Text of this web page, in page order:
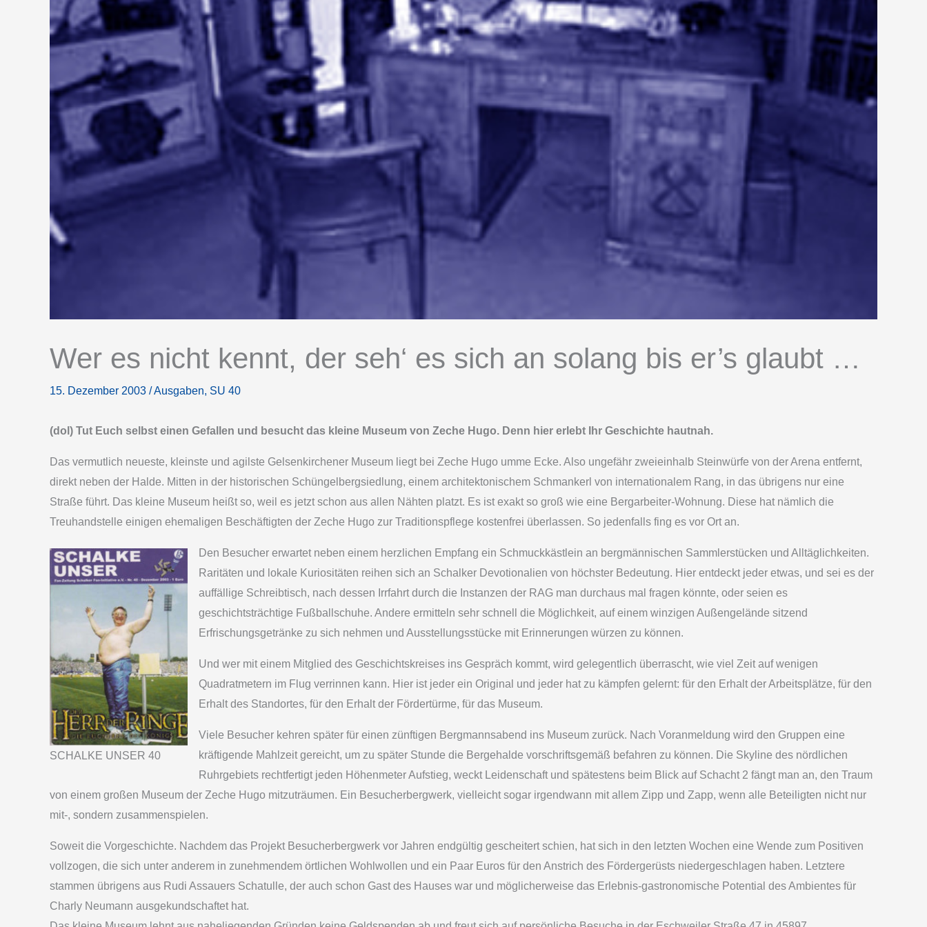
Wer es nicht kennt, der seh‘ es sich an solang bis er’s glaubt …
15. Dezember 2003 /Ausgaben, SU 40
(dol) Tut Euch selbst einen Gefallen und besucht das kleine Museum von Zeche Hugo. Denn hier erlebt Ihr Geschichte hautnah.
Das vermutlich neueste, kleinste und agilste Gelsenkirchener Museum liegt bei Zeche Hugo umme Ecke. Also ungefähr zweieinhalb Steinwürfe von der Arena entfernt,
direkt neben der Halde. Mitten in der historischen Schüngelbergsiedlung, einem architektonischem Schmankerl von internationalem Rang, in das übrigens nur eine
Straße führt. Das kleine Museum heißt so, weil es jetzt schon aus allen Nähten platzt. Es ist exakt so groß wie eine Bergarbeiter-Wohnung. Diese hat nämlich die
Treuhandstelle einigen ehemaligen Beschäftigten der Zeche Hugo zur Traditionspflege kostenfrei überlassen. So jedenfalls fing es vor Ort an.
SCHALKE UNSER 40
Den Besucher erwartet neben einem herzlichen Empfang ein Schmuckkästlein an bergmännischen Sammlerstücken und Alltäglichkeiten.
Raritäten und lokale Kuriositäten reihen sich an Schalker Devotionalien von höchster Bedeutung. Hier entdeckt jeder etwas, und sei es der
auffällige Schreibtisch, nach dessen Irrfahrt durch die Instanzen der RAG man durchaus mal fragen könnte, oder seien es
geschichtsträchtige Fußballschuhe. Andere ermitteln sehr schnell die Möglichkeit, auf einem winzigen Außengelände sitzend
Erfrischungsgetränke zu sich nehmen und Ausstellungsstücke mit Erinnerungen würzen zu können.
Und wer mit einem Mitglied des Geschichtskreises ins Gespräch kommt, wird gelegentlich überrascht, wie viel Zeit auf wenigen
Quadratmetern im Flug verrinnen kann. Hier ist jeder ein Original und jeder hat zu kämpfen gelernt: für den Erhalt der Arbeitsplätze, für den
Erhalt des Standortes, für den Erhalt der Fördertürme, für das Museum.
Viele Besucher kehren später für einen zünftigen Bergmannsabend ins Museum zurück. Nach Voranmeldung wird den Gruppen eine
kräftigende Mahlzeit gereicht, um zu später Stunde die Bergehalde vorschriftsgemäß befahren zu können. Die Skyline des nördlichen
Ruhrgebiets rechtfertigt jeden Höhenmeter Aufstieg, weckt Leidenschaft und spätestens beim Blick auf Schacht 2 fängt man an, den Traum
von einem großen Museum der Zeche Hugo mitzuträumen. Ein Besucherbergwerk, vielleicht sogar irgendwann mit allem Zipp und Zapp, wenn alle Beteiligten nicht nur
mit-, sondern zusammenspielen.
Soweit die Vorgeschichte. Nachdem das Projekt Besucherbergwerk vor Jahren endgültig gescheitert schien, hat sich in den letzten Wochen eine Wende zum Positiven
vollzogen, die sich unter anderem in zunehmendem örtlichen Wohlwollen und ein Paar Euros für den Anstrich des Fördergerüsts niedergeschlagen haben. Letztere
stammen übrigens aus Rudi Assauers Schatulle, der auch schon Gast des Hauses war und möglicherweise das Erlebnis-gastronomische Potential des Ambientes für
Charly Neumann ausgekundschaftet hat.